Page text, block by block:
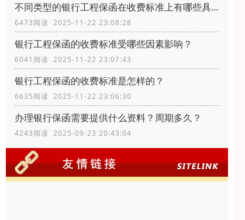
不同类型的银行工程保函在收费标准上有哪些具体差异？
6473阅读 2025-11-22 23:08:28
银行工程保函的收费标准受哪些因素影响？
6041阅读 2025-11-22 23:07:43
银行工程保函的收费标准是怎样的？
6635阅读 2025-11-22 23:06:30
办理银行保函需要提供什么资料？周期多久？
4243阅读 2025-09-23 20:43:04